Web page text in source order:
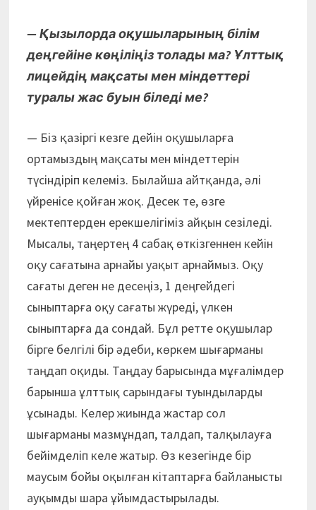
— Қызылорда оқушыларының білім
деңгейіне көңіліңіз толады ма? Ұлттық
лицейдің мақсаты мен міндеттері
туралы жас буын біледі ме?
— Біз қазіргі кезге дейін оқушыларға
ортамыздың мақсаты мен міндеттерін
түсіндіріп келеміз. Былайша айтқанда, әлі
үйренісе қойған жоқ. Десек те, өзге
мектептерден ерекшелігіміз айқын сезіледі.
Мысалы, таңертең 4 сабақ өткізгеннен кейін
оқу сағатына арнайы уақыт арнаймыз. Оқу
сағаты деген не десеңіз, 1 деңгейдегі
сыныптарға оқу сағаты жүреді, үлкен
сыныптарға да сондай. Бұл ретте оқушылар
бірге белгілі бір әдеби, көркем шығарманы
таңдап оқиды. Таңдау барысында мұғалімдер
барынша ұлттық сарындағы туындыларды
ұсынады. Келер жиында жастар сол
шығарманы мазмұндап, талдап, талқылауға
бейімделіп келе жатыр. Өз кезегінде бір
маусым бойы оқылған кітаптарға байланысты
ауқымды шара ұйымдастырылады.